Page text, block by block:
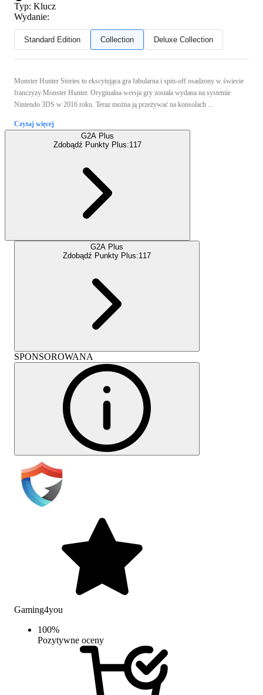
Typ: Klucz
Wydanie:
Standard Edition Collection Deluxe Collection
Monster Hunter Stories to ekscytująca gra fabularna i spin-off osadzony w świecie
franczyzy Monster Hunter. Oryginalna wersja gry została wydana na systemie
Nintendo 3DS w 2016 roku. Teraz można ją przeżywać na konsolach ...
Czytaj więcej
G2A Plus
Zdobądź Punkty Plus:117
G2A Plus
Zdobądź Punkty Plus:117
SPONSOROWANA
Gaming4you
100%
Pozytywne oceny